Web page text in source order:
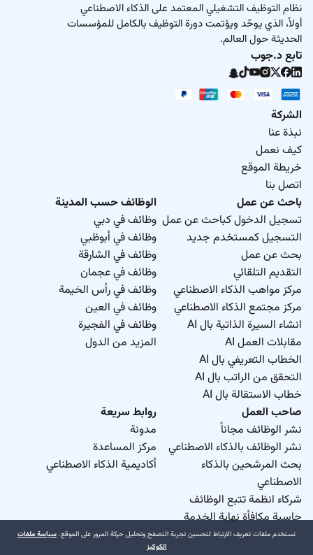
نظام التوظيف التشغيلي المعتمد على الذكاء الاصطناعي
أولاً، الذي يوحّد ويؤتمت دورة التوظيف بالكامل للمؤسسات
الحديثة حول العالم.
تابع د.جوب
الشركة
نبذة عنا
كيف نعمل
خريطة الموقع
اتصل بنا
باحث عن عمل
تسجيل الدخول كباحث عن عمل
التسجيل كمستخدم جديد
بحث عن عمل
التقديم التلقائي
مركز مواهب الذكاء الاصطناعي
مركز مجتمع الذكاء الاصطناعي
انشاء السيرة الذاتية بال AI
مقابلات العمل AI
الخطاب التعريفي بال AI
التحقق من الراتب بال AI
خطاب الاستقالة بال AI
الوظائف حسب المدينة
وظائف في دبي
وظائف في أبوظبي
وظائف في الشارقة
وظائف في عجمان
وظائف في رأس الخيمة
وظائف في العين
وظائف في الفجيرة
المزيد من الدول
صاحب العمل
نشر الوظائف مجاناً
نشر الوظائف بالذكاء الاصطناعي
بحث المرشحين بالذكاء
الاصطناعي
شركاء انظمة تتبع الوظائف
حاسبة مكافأة نهاية الخدمة
روابط سريعة
مدونة
مركز المساعدة
أكاديمية الذكاء الاصطناعي
نستخدم ملفات تعريف الارتباط لتحسين تجربة التصفح وتحليل حركة المرور على الموقع. سياسة ملفات
الكوكيز